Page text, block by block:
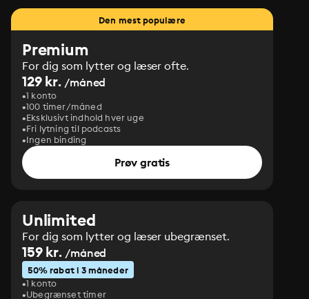
Den mest populære
Premium
For dig som lytter og læser ofte.
129 kr. /måned
1 konto
100 timer/måned
Eksklusivt indhold hver uge
Fri lytning til podcasts
Ingen binding
Prøv gratis
Unlimited
For dig som lytter og læser ubegrænset.
159 kr. /måned
50% rabat i 3 måneder
1 konto
Ubegrænset timer